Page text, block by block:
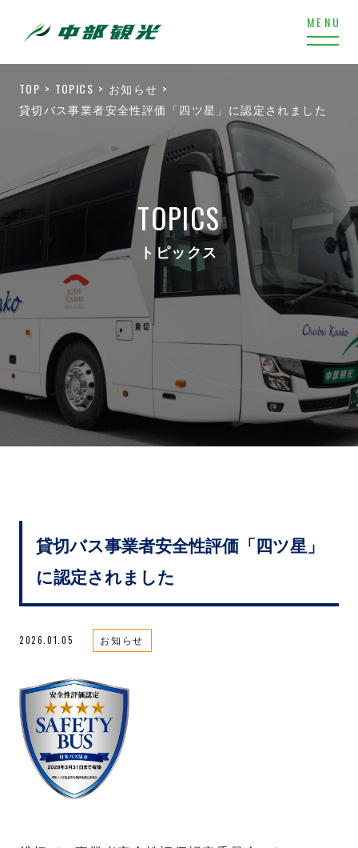
TOP TOPICS
お知らせ
貸切バス事業者安全性評価「四ツ星」に認定されました
TOPICS
トピックス
貸切バス事業者安全性評価「四ツ星」
に認定されました
2026.01.05 お知らせ